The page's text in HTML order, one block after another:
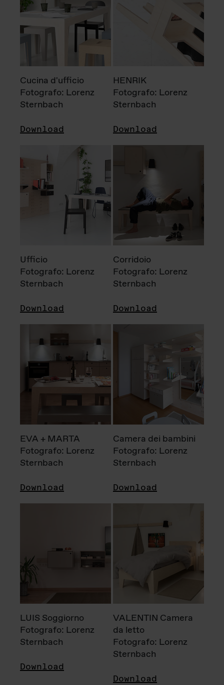
Cucina d'ufficio
Fotografo: Lorenz
Sternbach
Download
HENRIK
Fotografo: Lorenz
Sternbach
Download
Ufficio
Fotografo: Lorenz
Sternbach
Download
Corridoio
Fotografo: Lorenz
Sternbach
Download
EVA + MARTA
Fotografo: Lorenz
Sternbach
Download
Camera dei bambini
Fotografo: Lorenz
Sternbach
Download
LUIS Soggiorno
Fotografo: Lorenz
Sternbach
Download
VALENTIN Camera
da letto
Fotografo: Lorenz
Sternbach
Download